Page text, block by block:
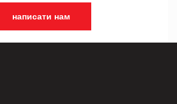
написати нам